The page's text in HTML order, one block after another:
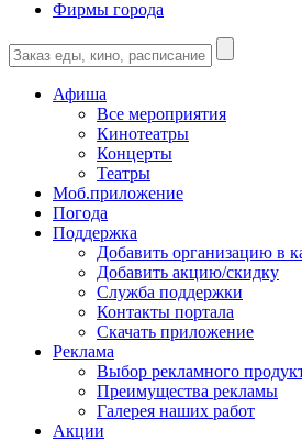
Фирмы города
Афиша
Все мероприятия
Кинотеатры
Концерты
Театры
Моб.приложение
Погода
Поддержка
Добавить организацию в
Добавить акцию/скидку
Служба поддержки
Контакты портала
Скачать приложение
Реклама
Выбор рекламного
Преимущества рекламы
Галерея наших работ
Акции